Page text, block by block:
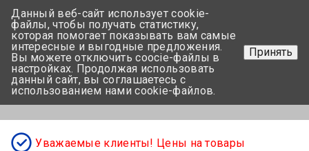
+375 17-350-99-56
+375 44-752-82-08
Задать вопрос
Уважаемые клиенты! Цены на товары
Данный веб-сайт использует cookie-
файлы, чтобы получать статистику,
которая помогает показывать вам самые
интересные и выгодные предложения.
Вы можете отключить coocie-файлы в
настройках. Продолжая использовать
данный сайт, вы соглашаетесь с
использованием нами cookie-файлов.
Принять